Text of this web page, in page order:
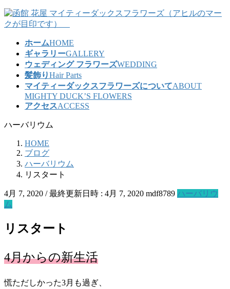
コ
ン
ナ
ビ
ホームHOME
ギャラリーGALLERY
ウェディング フラワーズWEDDING
髪飾りHair Parts
マイティーダックスフラワーズについてABOUT
MIGHTY DUCK’S FLOWERS
アクセスACCESS
ハーバリウム
HOME
ブログ
ハーバリウム
リスタート
4月 7, 2020 / 最終更新日時 : 4月 7, 2020 mdf8789 ハーバリウ
ム
リスタート
4月からの新生活
慌ただしかった3月も過ぎ、